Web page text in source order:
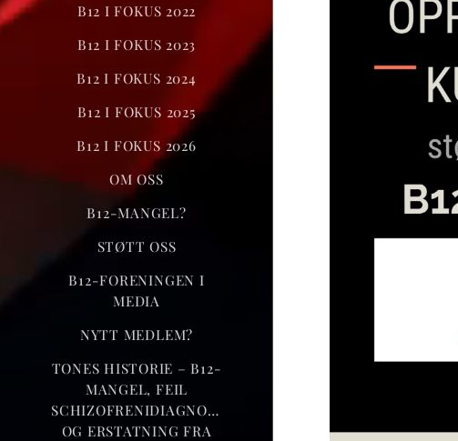
B12 I FOKUS 2022
B12 I FOKUS 2023
B12 I FOKUS 2024
B12 I FOKUS 2025
B12 I FOKUS 2026
OM OSS
B12-MANGEL?
STØTT OSS
B12-FORENINGEN I
MEDIA
NYTT MEDLEM?
TONES HISTORIE – B12-
MANGEL, FEIL
SCHIZOFRENIDIAGNOSE
OG ERSTATNING FRA